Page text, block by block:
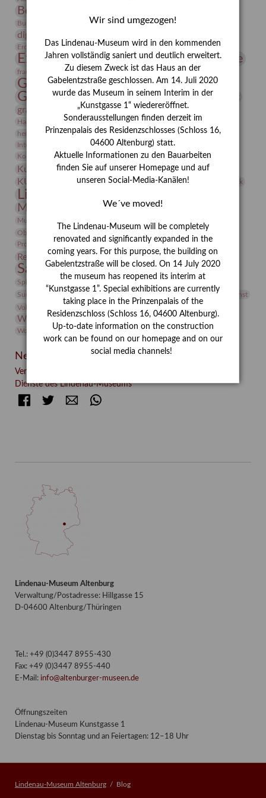
Bernhard August von Lindenau
Burg Posterstein Conrad Felixmüller Depot
digitallabor
Erdmann Julius Dietrich
Erlebnisportal estrusker Exlibris
Expressionismus Festrede Florenz Fotografie
frauen Frauen in der Antike und heute
Gerhard-Altenbourg-Preis
Gerhard Altenbourg
Gerhard Kurt Müller
grafische sammlung griechische Mythologie
Hanns-Conon von der Gabelentz Heinrich Kirchhoff Heldinnen
herman de vries Humboldt
Insekten
Integriertes Schädlingsmanagement
Italien Jahresempfang
Kolosseum
Kooperationsausstellung Korkmodelle Kunst
Kunstmuseum Kunstvermittlung Kunst von Kühl
KUNSTWAND Kurs Künstler Künstlerin Lehmbruck
Lindenau-Museum
Museumsgeschichte Museumsnacht
Museumspädagogik Natur
Objekt im Fokus
Phelloplastik
Pohlhof
Provenienz
Provenienzforschung
Restaurierung Rudi Lesser Ruth Wolf-Rehfeld
Sammlung Samstagszeichner Skulptur
Sonderausstellung
Sphinx
studio Studio Bildende Kunst
Suermondt-Ludwig-Museum
Vermittlung
Videokunst
Volontariat
Walter Rheiner Werefkin
Werkbetrachtung Winter Wissenschaft
Wolf and Dog
Wolf und Hund
Zirkuswoche
Neueste Beiträge
Verschenkt, verkauft, vergessen? – Kunstdetektivinnen im
Dienste des Lindenau-Museums
FacebookTwitter E-mail
Lindenau-Museum Altenburg
Verwaltung/Postadresse: Hillgasse 15
D-04600 Altenburg/Thüringen
Tel.: +49 (0)3447 8955-430
Fax: +49 (0)3447 8955-440
E-Mail: info@altenburger-museen.de
Öffnungszeiten
Lindenau-Museum Kunstgasse 1
Dienstag bis Sonntag und an Feiertagen: 12–18 Uhr
Lindenau-Museum Altenburg Blog
Wir sind umgezogen!
Das Lindenau-Museum wird in den kommenden
Jahren vollständig saniert und deutlich erweitert.
Zu diesem Zweck ist das Haus an der
Gabelentzstraße geschlossen. Am 14. Juli 2020
wurde das Museum in seinem Interim in der
„Kunstgasse 1“ wiedereröffnet.
Sonderausstellungen finden derzeit im
Prinzenpalais des Residenzschlosses (Schloss 16,
04600 Altenburg) statt.
Aktuelle Informationen zu den Bauarbeiten
finden Sie auf unserer Homepage und auf
unseren Social-Media-Kanälen!
We´ve moved!
The Lindenau-Museum will be completely
renovated and significantly expanded in the
coming years. For this purpose, the building on
Gabelentzstraße will be closed. On 14 July 2020
the museum has reopened its interim at
“Kunstgasse 1”. Special exhibitions are currently
taking place in the Prinzenpalais of the
Residenzschloss (Schloss 16, 04600 Altenburg).
Up-to-date information on the construction
work can be found on our homepage and on our
social media channels!